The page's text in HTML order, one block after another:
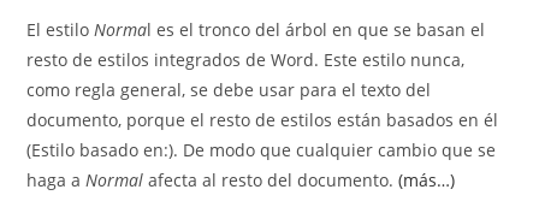
entrada:
entrada:
El estiloNormal es el tronco del árbol en que se basan el
resto de estilos integrados de Word. Este estilo nunca,
como regla general, se debe usar para el texto del
documento, porque el resto de estilos están basados en él
(Estilo basado en:). De modo que cualquier cambio que se
haga aNormal afecta al resto del documento.(más…)